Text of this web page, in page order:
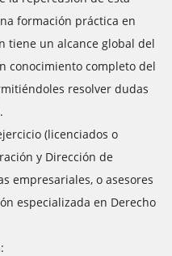
formación práctica en
tiene un alcance global del
conocimiento completo del
resolver dudas
(licenciados o
y Dirección de
empresariales, o asesores
especializada en Derecho